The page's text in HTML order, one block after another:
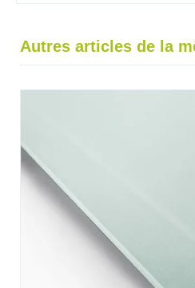
Autres articles de la